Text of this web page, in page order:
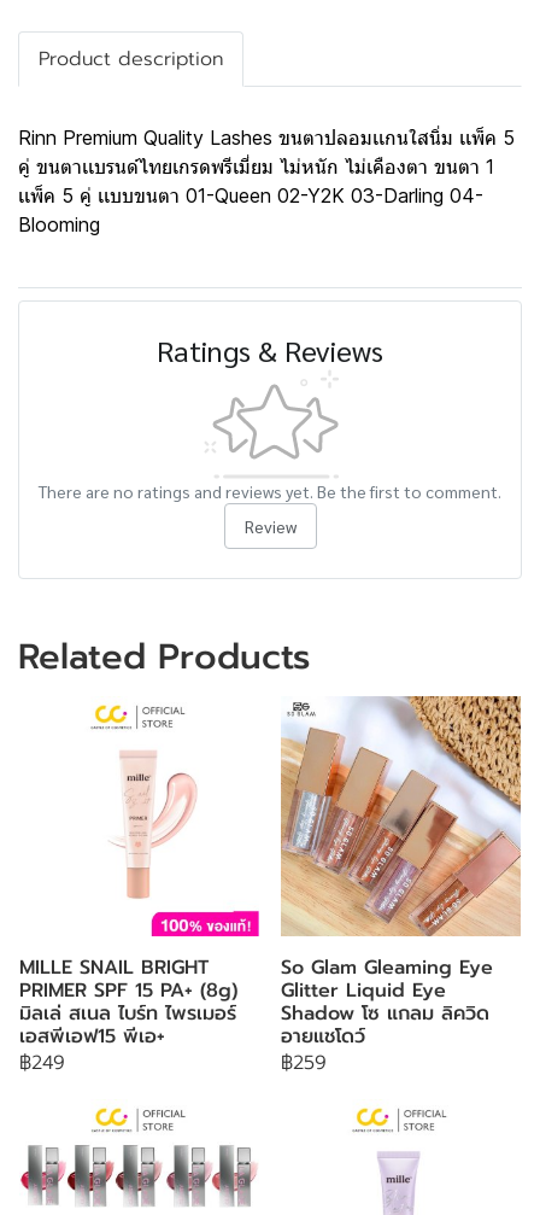
Product description
Rinn Premium Quality Lashes ขนตาปลอมเเกนใสนิ่ม เเพ็ค 5
คู่ ขนตาเเบรนด์ไทยเกรดพรีเมี่ยม ไม่หนัก ไม่เคืองตา ขนตา 1
เเพ็ค 5 คู่ เเบบขนตา 01-Queen 02-Y2K 03-Darling 04-
Blooming
Ratings & Reviews
There are no ratings and reviews yet. Be the first to comment.
Review
Related Products
MILLE SNAIL BRIGHT
PRIMER SPF 15 PA+ (8g)
มิลเล่ สเนล ไบร์ท ไพรเมอร์
เอสพีเอฟ15 พีเอ+
฿249
So Glam Gleaming Eye
Glitter Liquid Eye
Shadow โซ แกลม ลิควิด
อายแชโดว์
฿259